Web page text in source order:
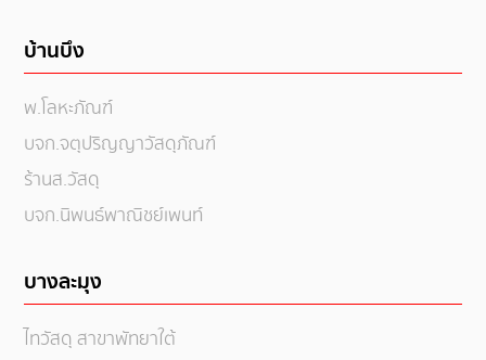
บ้านบึง
พ.โลหะภัณฑ์
บจก.จตุปริญญาวัสดุภัณฑ์
ร้านส.วัสดุ
บจก.นิพนธ์พาณิชย์เพนท์
บางละมุง
ไทวัสดุ สาขาพัทยาใต้